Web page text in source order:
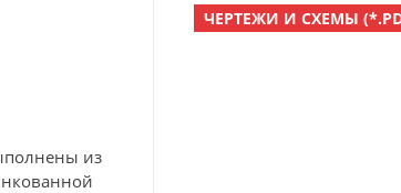
из
ЧЕРТЕЖИ И СХЕМЫ